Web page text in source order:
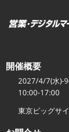
開催概要
2027/4/7(水)-
10:00-17:00
東京ビッグサ